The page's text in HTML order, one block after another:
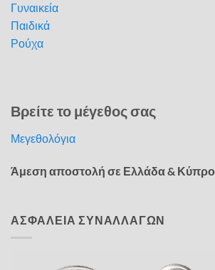
Γυναικεία
Παιδικά
Ρούχα
Βρείτε το μέγεθος σας
Μεγεθολόγια
Άμεση αποστολή σε Ελλάδα & Κύπρο
ΑΣΦΑΛΕΙΑ ΣΥΝΑΛΛΑΓΩΝ